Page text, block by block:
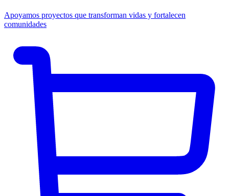
Apoyamos proyectos que transforman vidas y fortalecen
comunidades